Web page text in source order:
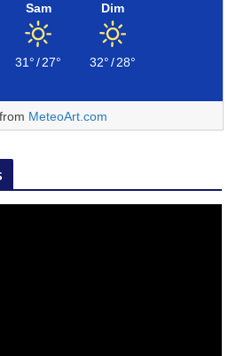
Sam
31°/27°
Dim
32°/28°
MeteoArt.com